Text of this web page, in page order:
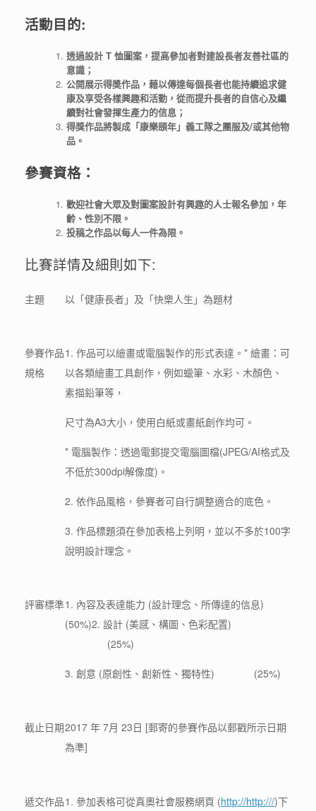
活動目的:
透過設計 T 恤圖案，提高參加者對建設長者友善社區的
意識；
公開展示得奬作品，藉以傳達每個長者也能持續追求健
康及享受各樣興趣和活動，從而提升長者的自信心及繼
續對社會發揮生產力的信息；
得獎作品將製成「康樂頤年」義工隊之團服及/或其他物
品。
參賽資格：
歡迎社會大眾及對圖案設計有興趣的人士報名參加，年
齡、性別不限。
投稿之作品以每人一件為限。
比賽詳情及細則如下:
主題 以「健康長者」及「快樂人生」為題材
參賽作品
規格
1. 作品可以繪畫或電腦製作的形式表達。* 繪畫：可
以各類繪畫工具創作，例如蠟筆、水彩、木顏色、
素描鉛筆等，
尺寸為A3大小，使用白紙或畫紙創作均可。
* 電腦製作：透過電郵提交電腦圖檔(JPEG/AI格式及
不低於300dpi解像度)。
2. 依作品風格，參賽者可自行調整適合的底色。
3. 作品標題須在參加表格上列明，並以不多於100字
說明設計理念。
評審標準1. 內容及表達能力 (設計理念、所傳達的信息)
(50%)2. 設計 (美感、構圖、色彩配置)
(25%)
3. 創意 (原創性、創新性、獨特性) (25%)
截止日期2017 年 7月 23日 [郵寄的參賽作品以郵戳所示日期
為準]
遞交作品1. 參加表格可從真奧社會服務網頁 (http://http:///)下